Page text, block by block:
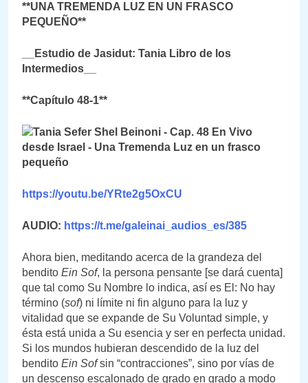
**UNA TREMENDA LUZ EN UN FRASCO
PEQUEÑO**
__Estudio de Jasidut: Tania Libro de los
Intermedios__
**Capítulo 48-1**
https://youtu.be/YRte2g5OxCU
AUDIO: https://t.me/galeinai_audios_es/385
Ahora bien, meditando acerca de la grandeza del
bendito Ein Sof, la persona pensante [se dará cuenta]
que tal como Su Nombre lo indica, así es El: No hay
término (sof) ni límite ni fin alguno para la luz y
vitalidad que se expande de Su Voluntad simple, y
ésta está unida a Su esencia y ser en perfecta unidad.
Si los mundos hubieran descendido de la luz del
bendito Ein Sofsin “contracciones”, sino por vías de
un descenso escalonado de grado en grado a modo